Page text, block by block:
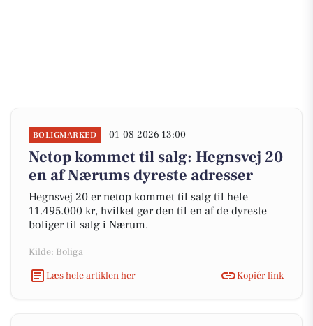
BOLIGMARKED 01-08-2026 13:00
Netop kommet til salg: Hegnsvej 20
en af Nærums dyreste adresser
Hegnsvej 20 er netop kommet til salg til hele
11.495.000 kr, hvilket gør den til en af de dyreste
boliger til salg i Nærum.
Kilde: Boliga
Læs hele artiklen her
Kopiér link